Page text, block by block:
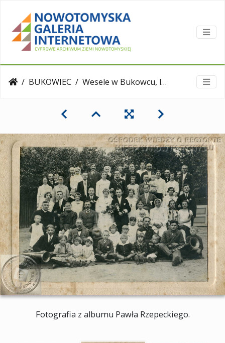
BUKOWIEC Wesele w Bukowcu, lata 20.
Fotografia z albumu Pawła Rzepeckiego.